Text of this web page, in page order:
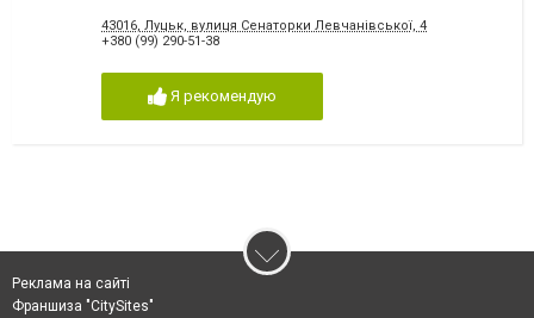
43016, Луцьк, вулиця Сенаторки Левчанівської, 4
+380 (99) 290-51-38
Я рекомендую
Реклама на сайті
Франшиза "CitySites"